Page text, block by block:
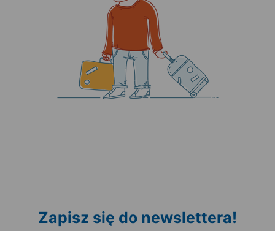
Zapisz się do newslettera!